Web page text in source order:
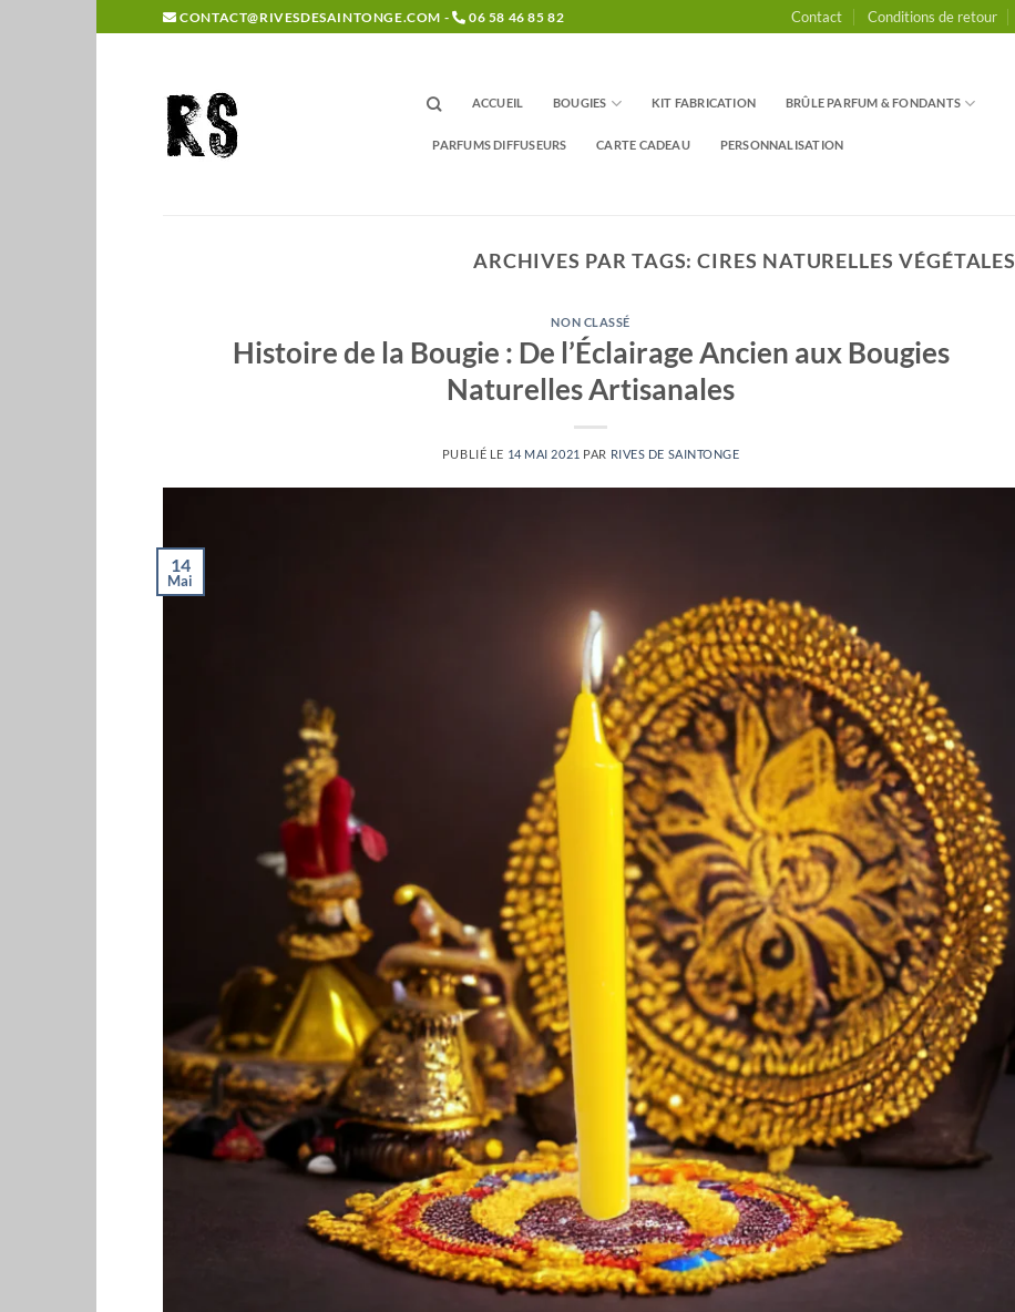
au
CONTACT@RIVESDESAINTONGE.COM - 06 58 46 85 82 Contact Conditions de retour
ACCUEIL BOUGIES KIT FABRICATION BRÛLE PARFUM & FONDANTS
PARFUMS DIFFUSEURS CARTE CADEAU PERSONNALISATION
ARCHIVES PAR TAGS:CIRES NATURELLES VÉGÉTALES
NON CLASSÉ
Histoire de la Bougie : De l’Éclairage Ancien aux Bougies
Naturelles Artisanales
PUBLIÉ LE 14 MAI 2021 PAR RIVES DE SAINTONGE
14
Mai